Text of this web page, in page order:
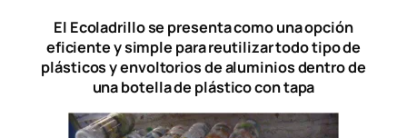
El Ecoladrillo se presenta como una opción
eficiente y simple para reutilizar todo tipo de
plásticos y envoltorios de aluminios dentro de
una botella de plástico con tapa